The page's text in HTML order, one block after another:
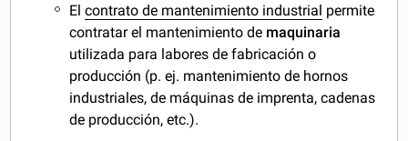
Elcontrato de mantenimiento industrial permite
contratar el mantenimiento de maquinaria
utilizada para labores de fabricación o
producción (p. ej. mantenimiento de hornos
industriales, de máquinas de imprenta, cadenas
de producción, etc.).